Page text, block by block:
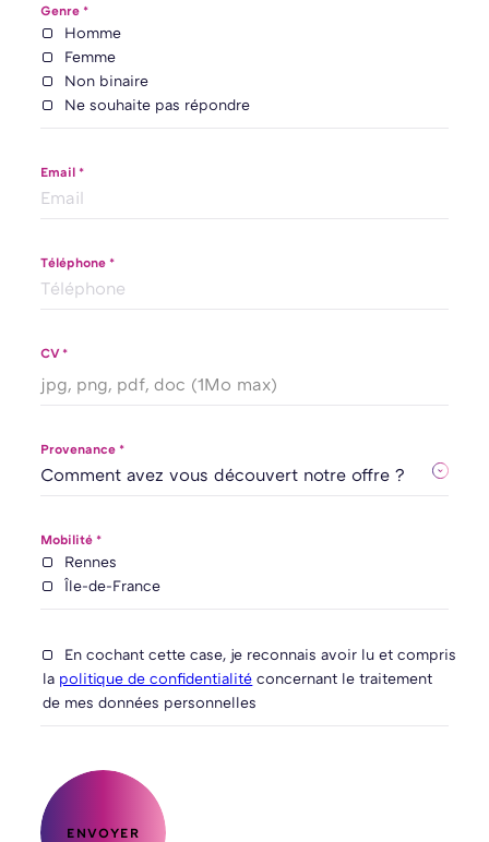
Genre *
Homme
Femme
Non binaire
Ne souhaite pas répondre
Email *
Téléphone *
CV *
jpg, png, pdf, doc (1Mo max)
Provenance *
Mobilité *
Rennes
Île-de-France
En cochant cette case, je reconnais avoir lu et compris
la politique de confidentialité concernant le traitement
de mes données personnelles
ENVOYER